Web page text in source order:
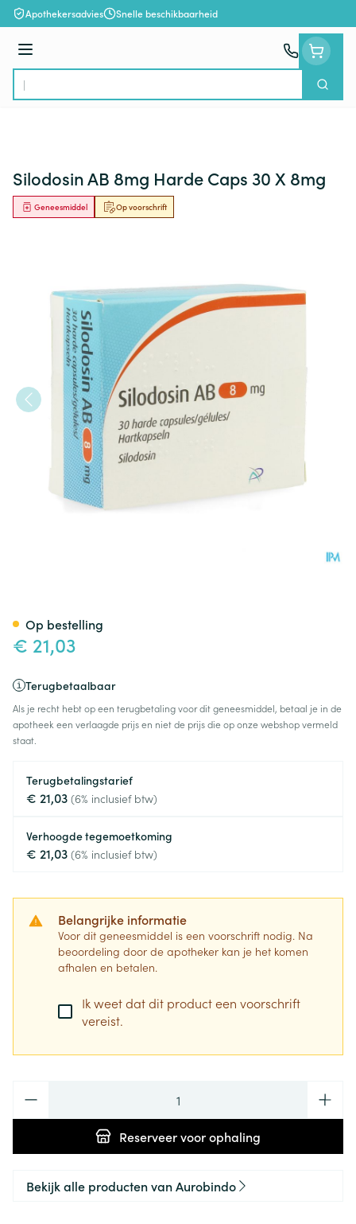
Ga naar de inhoud
Apothekersadvies Snelle beschikbaarheid
Menu
Product, merk, categorie...
Zoek
Silodosin AB 8mg Harde Caps 30 X 8mg
Op voorschrift
Geneesmiddel
€ 21,03
Terugbetaalbaar
Als je recht hebt op een terugbetaling voor dit geneesmiddel, betaal je in de
apotheek een verlaagde prijs en niet de prijs die op onze webshop vermeld
staat.
Terugbetalingstarief
€ 21,03 (6% inclusief btw)
Verhoogde tegemoetkoming
€ 21,03 (6% inclusief btw)
Belangrijke informatie
Voor dit geneesmiddel is een voorschrift nodig. Na
beoordeling door de apotheker kan je het komen
afhalen en betalen.
Ik weet dat dit product een voorschrift
vereist.
Reserveervoor ophaling
Op bestelling
Bekijk alle producten van Aurobindo